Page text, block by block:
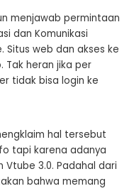
menjawab permintaan
dan Komunikasi
Situs web dan akses ke
Tak heran jika per
tidak bisa login ke
hal tersebut
tapi karena adanya
3.0. Padahal dari
bahwa memang